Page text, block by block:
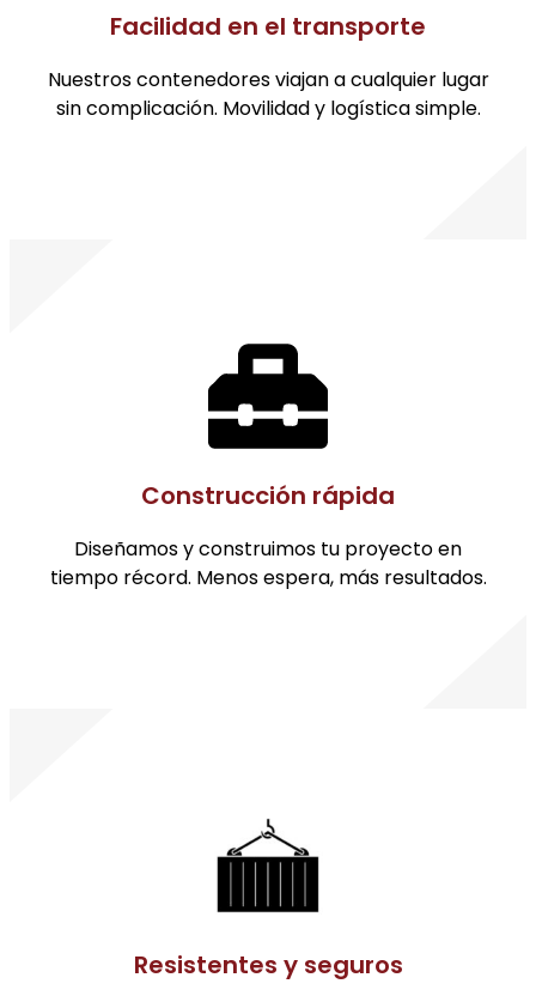
Facilidad en el transporte
Nuestros contenedores viajan a cualquier lugar
sin complicación. Movilidad y logística simple.
Construcción rápida
Diseñamos y construimos tu proyecto en
tiempo récord. Menos espera, más resultados.
Resistentes y seguros